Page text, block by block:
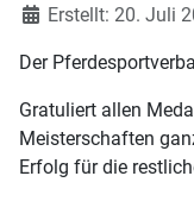
Erstellt: 20. Juli
Der
Gratuliert allen
Meisterschaften
Erfolg für die